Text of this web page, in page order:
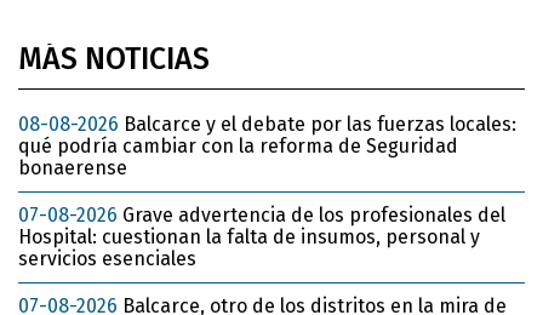
MÁS NOTICIAS
08-08-2026 Balcarce y el debate por las fuerzas locales:
qué podría cambiar con la reforma de Seguridad
bonaerense
07-08-2026 Grave advertencia de los profesionales del
Hospital: cuestionan la falta de insumos, personal y
servicios esenciales
07-08-2026 Balcarce, otro de los distritos en la mira de